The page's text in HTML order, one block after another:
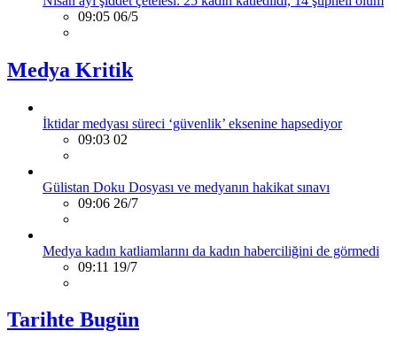
09:05 06/5
Medya Kritik
İktidar medyası süreci ‘güvenlik’ eksenine hapsediyor
09:03 02
Gülistan Doku Dosyası ve medyanın hakikat sınavı
09:06 26/7
Medya kadın katliamlarını da kadın haberciliğini de görmedi
09:11 19/7
Tarihte Bugün